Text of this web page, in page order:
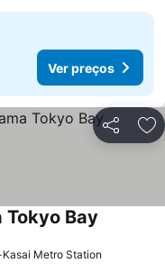
Ver preços
Partilhar
Tokyo Bay
Metro Station